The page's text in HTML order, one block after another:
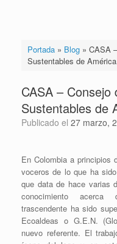
Portada» Blog» CASA
Sustentables de
CASA –
Sustentables de
Publicado el 27 marzo,
En Colombia a principios
voceros de lo que ha
que data de hace varias
conocimiento acerca
trascendente ha sido
Ecoaldeas o G.E.N.
nuevo referente. El